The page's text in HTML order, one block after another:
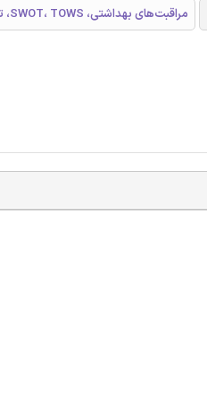
مراقبت‌های بهداشتی، SWOT، TOWS، ترکیه